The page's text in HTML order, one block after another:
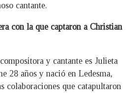
cantante.
con la que captaron a Christian
y cantante es Julieta
28 años y nació en Ledesma,
colaboraciones que catapultaron